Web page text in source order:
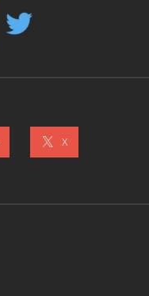
X